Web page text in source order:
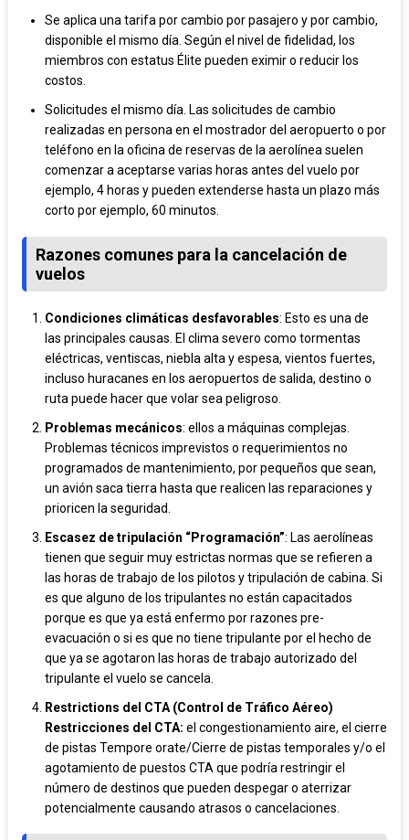
Se aplica una tarifa por cambio por pasajero y por cambio,
disponible el mismo día. Según el nivel de fidelidad, los
miembros con estatus Élite pueden eximir o reducir los
costos.
Solicitudes el mismo día. Las solicitudes de cambio
realizadas en persona en el mostrador del aeropuerto o por
teléfono en la oficina de reservas de la aerolínea suelen
comenzar a aceptarse varias horas antes del vuelo por
ejemplo, 4 horas y pueden extenderse hasta un plazo más
corto por ejemplo, 60 minutos.
Razones comunes para la cancelación de
vuelos
Condiciones climáticas desfavorables: Esto es una de
las principales causas. El clima severo como tormentas
eléctricas, ventiscas, niebla alta y espesa, vientos fuertes,
incluso huracanes en los aeropuertos de salida, destino o
ruta puede hacer que volar sea peligroso.
Problemas mecánicos: ellos a máquinas complejas.
Problemas técnicos imprevistos o requerimientos no
programados de mantenimiento, por pequeños que sean,
un avión saca tierra hasta que realicen las reparaciones y
prioricen la seguridad.
Escasez de tripulación “Programación”: Las aerolíneas
tienen que seguir muy estrictas normas que se refieren a
las horas de trabajo de los pilotos y tripulación de cabina. Si
es que alguno de los tripulantes no están capacitados
porque es que ya está enfermo por razones pre-
evacuación o si es que no tiene tripulante por el hecho de
que ya se agotaron las horas de trabajo autorizado del
tripulante el vuelo se cancela.
Restrictions del CTA (Control de Tráfico Aéreo)
Restricciones del CTA: el congestionamiento aire, el cierre
de pistas Tempore orate/Cierre de pistas temporales y/o el
agotamiento de puestos CTA que podría restringir el
número de destinos que pueden despegar o aterrizar
potencialmente causando atrasos o cancelaciones.